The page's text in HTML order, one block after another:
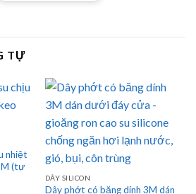
TỰ
nhiệt
(tự
DÂY SILICON
Dây phớt có băng dính 3M dán